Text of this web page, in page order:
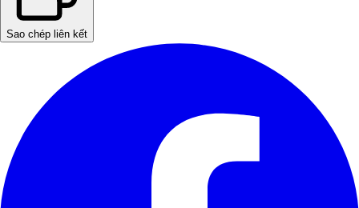
Sao chép liên kết